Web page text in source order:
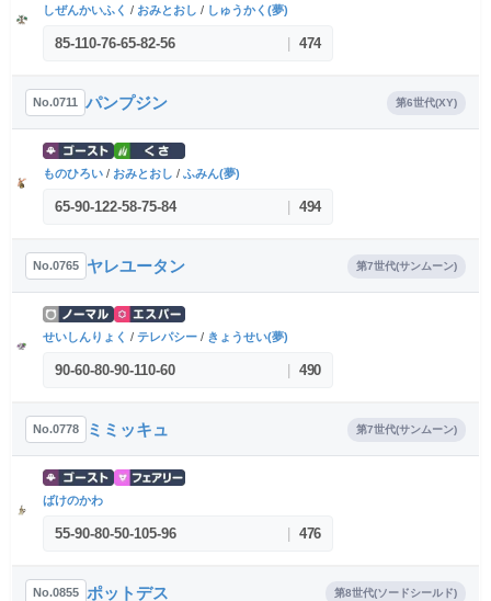
しぜんかいふく / おみとおし / しゅうかく(夢)
85-110-76-65-82-56 474
No.0711 パンプジン 第6世代(XY)
ものひろい / おみとおし / ふみん(夢)
65-90-122-58-75-84 494
No.0765 ヤレユータン 第7世代(サンムーン)
せいしんりょく / テレパシー / きょうせい(夢)
90-60-80-90-110-60 490
No.0778 ミミッキュ 第7世代(サンムーン)
ばけのかわ
55-90-80-50-105-96 476
No.0855 ポットデス 第8世代(ソードシールド)